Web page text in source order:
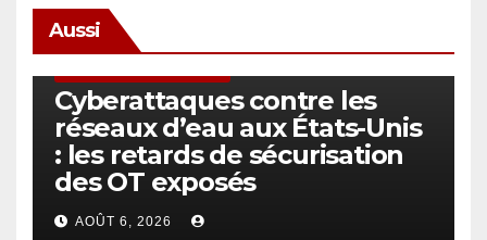
Aussi
Cyberattaques contre les
réseaux d’eau aux États-Unis
: les retards de sécurisation
des OT exposés
AOÛT 6, 2026